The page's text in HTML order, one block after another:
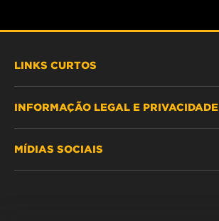
LINKS CURTOS
ONDE COMPRAR
INFORMAÇÃO LEGAL E PRIVACIDADE
MÍDIAS SOCIAIS